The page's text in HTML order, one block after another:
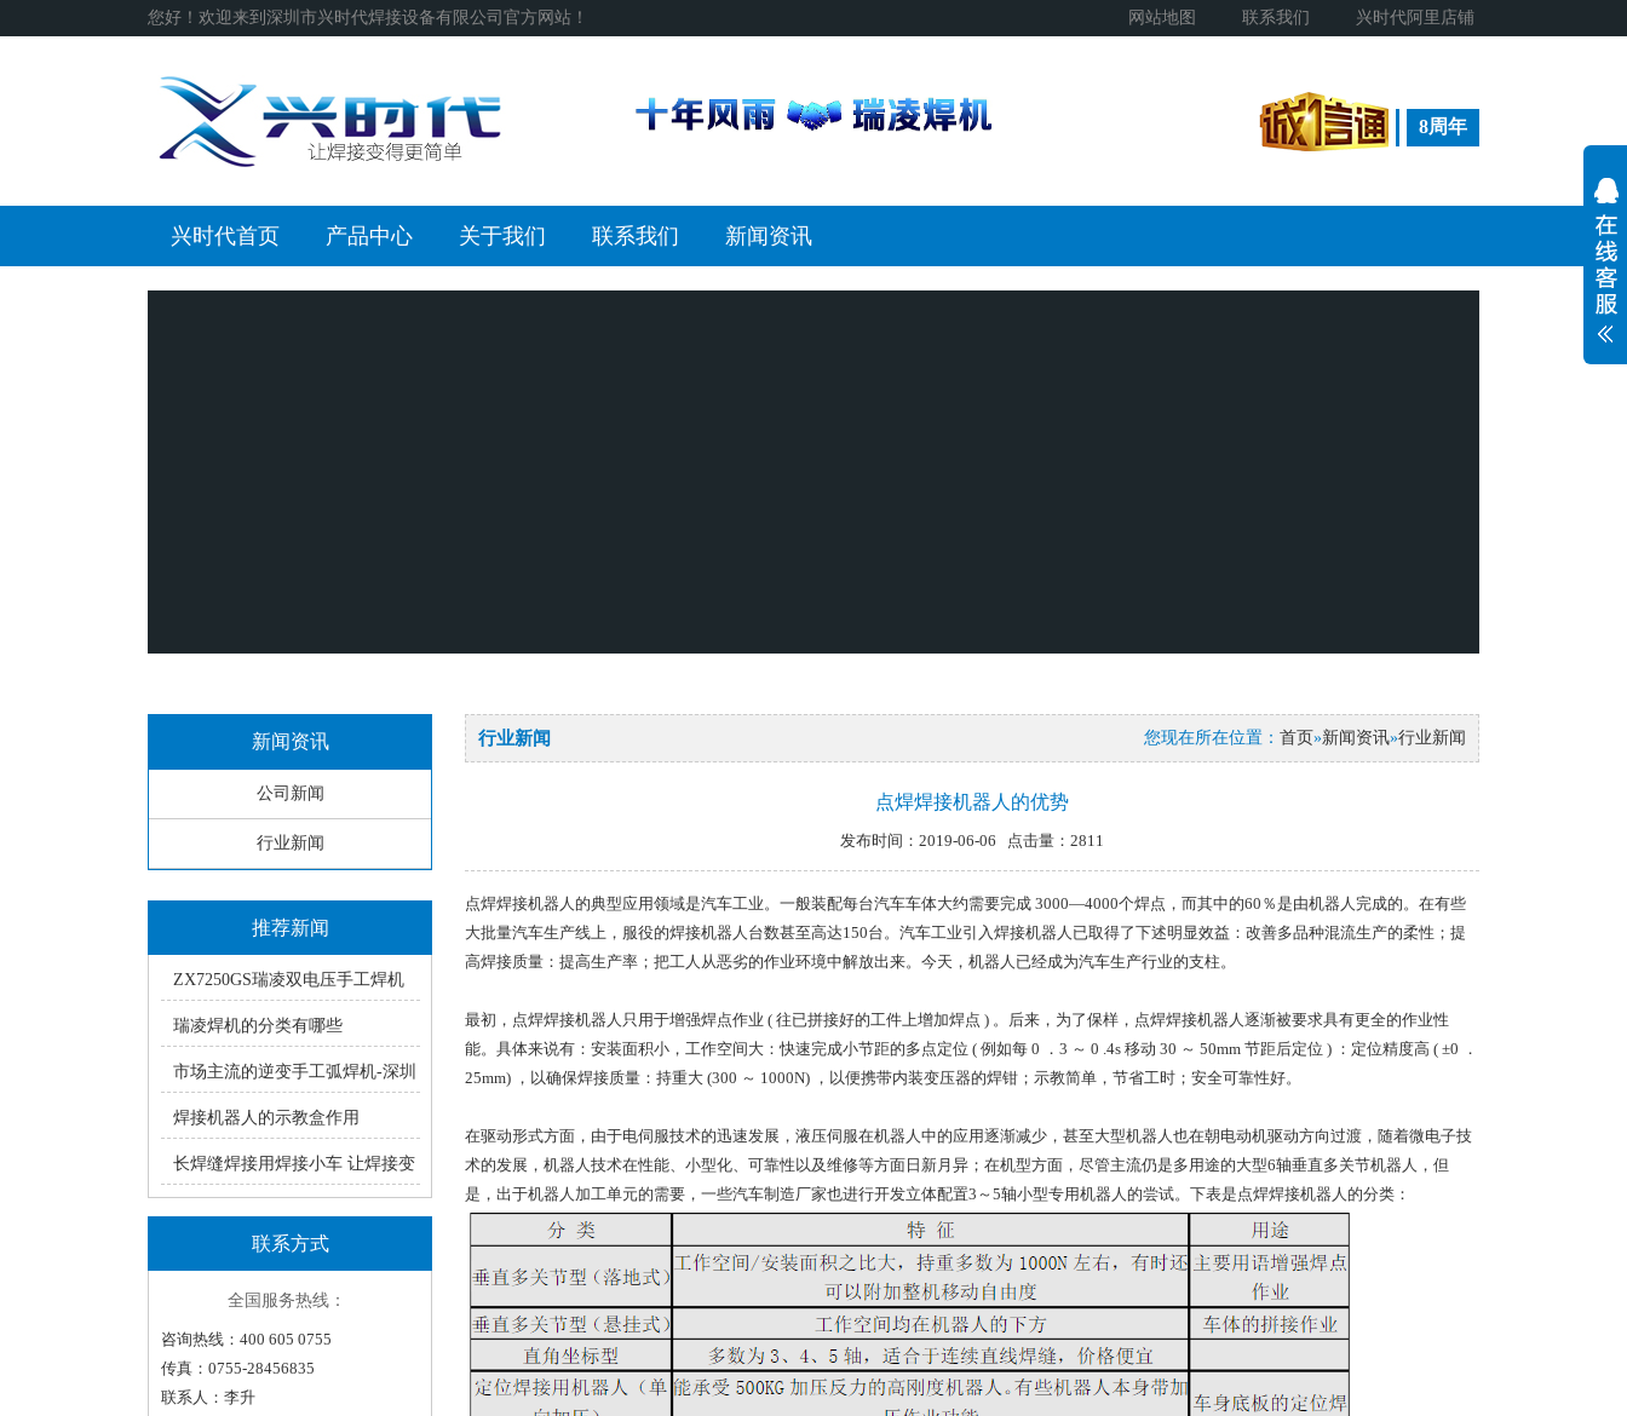
您好！欢迎来到深圳市兴时代焊接设备有限公司官方网站！ 网站地图 联系我们 兴时代阿里店铺
8周年
兴时代首页 产品中心 关于我们 联系我们 新闻资讯
新闻资讯
公司新闻
行业新闻
推荐新闻
ZX7250GS瑞凌双电压手工焊机
使用中的常见疑问
瑞凌焊机的分类有哪些
市场主流的逆变手工弧焊机-深圳
瑞凌手工焊ZX7系统产品介绍
焊接机器人的示教盒作用
长焊缝焊接用焊接小车 让焊接变
轻松！（一）
联系方式
全国服务热线：
咨询热线：400 605 0755
传真：0755-28456835
联系人：李升
您现在所在位置： 首页»新闻资讯»行业新闻
行业新闻
点焊焊接机器人的优势
发布时间：2019-06-06 点击量：2811
点焊焊接机器人的典型应用领域是汽车工业。一般装配每台汽车车体大约需要完成 3000—4000个焊点，而其中的60％是由机器人完成的。在有些
大批量汽车生产线上，服役的焊接机器人台数甚至高达150台。汽车工业引入焊接机器人已取得了下述明显效益：改善多品种混流生产的柔性；提
高焊接质量：提高生产率；把工人从恶劣的作业环境中解放出来。今天，机器人已经成为汽车生产行业的支柱。
最初，点焊焊接机器人只用于增强焊点作业 ( 往已拼接好的工件上增加焊点 ) 。后来，为了保样，点焊焊接机器人逐渐被要求具有更全的作业性
能。具体来说有：安装面积小，工作空间大：快速完成小节距的多点定位 ( 例如每 0 ．3 ～ 0 .4s 移动 30 ～ 50mm 节距后定位 ) ：定位精度高 ( ±0 ．
25mm) ，以确保焊接质量：持重大 (300 ～ 1000N) ，以便携带内装变压器的焊钳；示教简单，节省工时；安全可靠性好。
在驱动形式方面，由于电伺服技术的迅速发展，液压伺服在机器人中的应用逐渐减少，甚至大型机器人也在朝电动机驱动方向过渡，随着微电子技
术的发展，机器人技术在性能、小型化、可靠性以及维修等方面日新月异；在机型方面，尽管主流仍是多用途的大型6轴垂直多关节机器人，但
是，出于机器人加工单元的需要，一些汽车制造厂家也进行开发立体配置3～5轴小型专用机器人的尝试。下表是点焊焊接机器人的分类：